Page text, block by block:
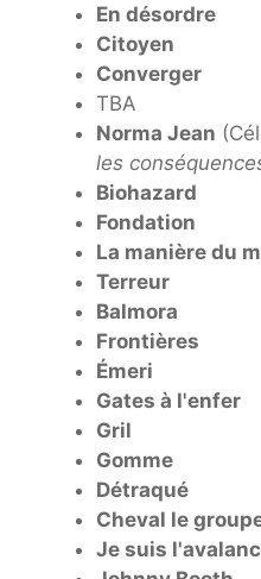
En désordre
Citoyen
Converger
TBA
Norma Jean
les
Biohazard
Fondation
La manière du
Terreur
Balmora
Frontières
Émeri
Gates à l'enfer
Gril
Gomme
Détraqué
Cheval le
Je suis